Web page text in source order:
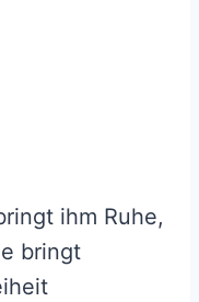
ihm Ruhe,
bringt